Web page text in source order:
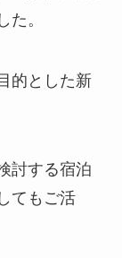
た。
的とした新
討する宿泊
てもご活